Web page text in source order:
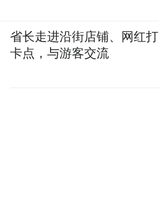
省长走进沿街店铺、网红打
卡点，与游客交流